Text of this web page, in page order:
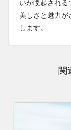
いが喚起され
美しさと魅力
します。
関